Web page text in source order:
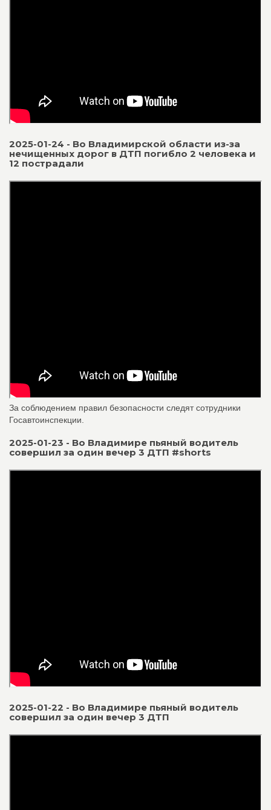
2025-01-24 - Во Владимирской области из-за
нечищенных дорог в ДТП погибло 2 человека и
12 пострадали
За соблюдением правил безопасности следят сотрудники
Госавтоинспекции.
2025-01-23 - Во Владимире пьяный водитель
совершил за один вечер 3 ДТП #shorts
2025-01-22 - Во Владимире пьяный водитель
совершил за один вечер 3 ДТП